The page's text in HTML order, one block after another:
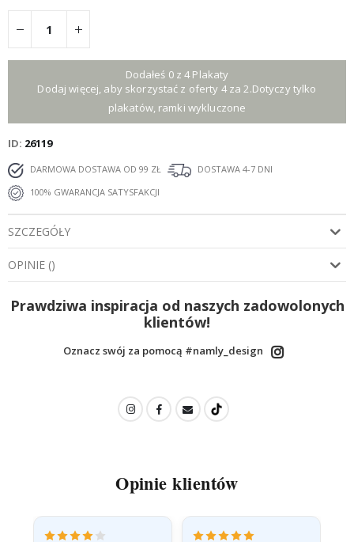
Dodałeś 0 z 4 Plakaty
Dodaj więcej, aby skorzystać z oferty 4 za 2.Dotyczy tylko
plakatów, ramki wykluczone
ID 26119
DARMOWA DOSTAWA OD 99 ZŁ
DOSTAWA 4-7 DNI
100% GWARANCJA SATYSFAKCJI
SZCZEGÓŁY
OPINIE ()
Prawdziwa inspiracja od naszych zadowolonych
klientów!
Oznacz swój za pomocą #namly_design
Opinie klientów